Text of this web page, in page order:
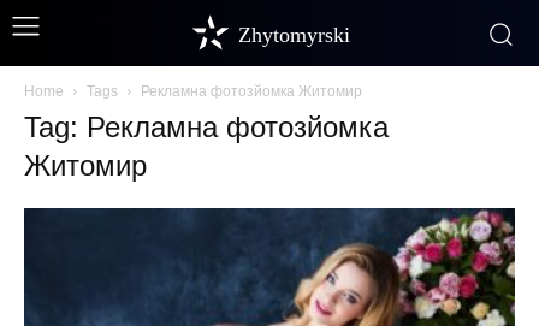
Zhytomyrski
Home Tags Рекламна фотозйомка Житомир
Tag: Рекламна фотозйомка
Житомир